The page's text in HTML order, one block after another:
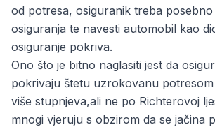
od potresa, osiguranik treba
osiguranja te navesti automobil kao
osiguranje pokriva.
Ono što je bitno naglasiti jest da
pokrivaju štetu uzrokovanu potresom
više stupnjeva,ali ne po Richterovoj
mnogi vjeruju s obzirom da se jačina